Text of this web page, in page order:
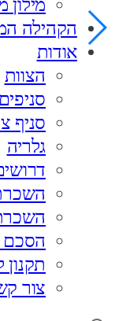
מילון
הקהילה
אודות
הצוות
סניפים
סניף
גלריה
הסכם
תקנון
צור